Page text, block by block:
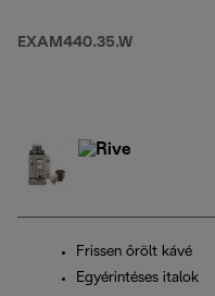
EXAM440.35.W
Frissen őrölt kávé
Egyérintéses italok